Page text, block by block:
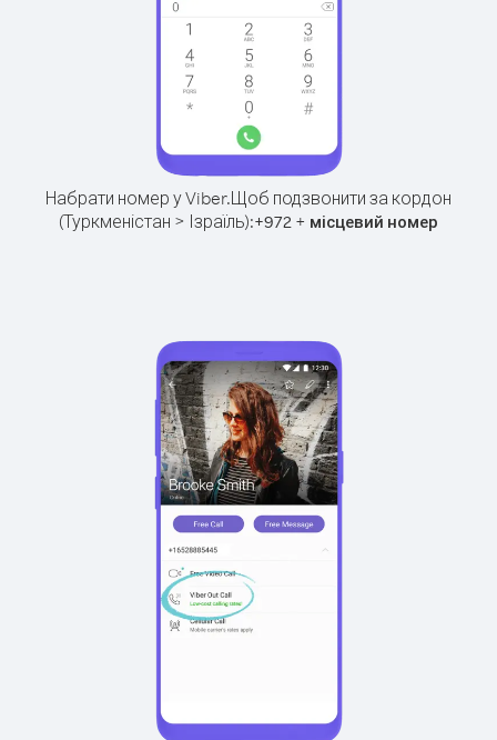
Набрати номер у Viber.Щоб подзвонити за кордон
(Туркменістан > Ізраїль):+972 + місцевий номер